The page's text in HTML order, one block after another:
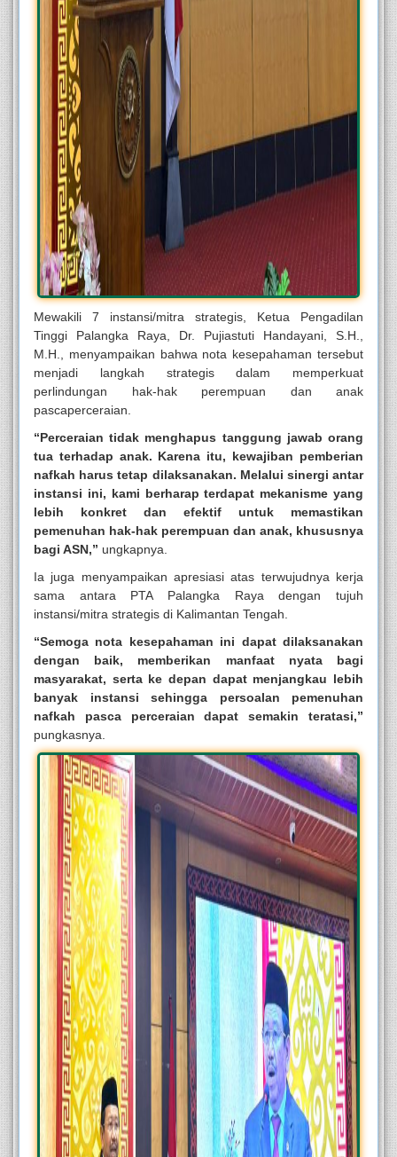
Mewakili 7 instansi/mitra strategis, Ketua Pengadilan
Tinggi Palangka Raya, Dr. Pujiastuti Handayani, S.H.,
M.H., menyampaikan bahwa nota kesepahaman tersebut
menjadi langkah strategis dalam memperkuat
perlindungan hak-hak perempuan dan anak
pascaperceraian.
“Perceraian tidak menghapus tanggung jawab orang
tua terhadap anak. Karena itu, kewajiban pemberian
nafkah harus tetap dilaksanakan. Melalui sinergi antar
instansi ini, kami berharap terdapat mekanisme yang
lebih konkret dan efektif untuk memastikan
pemenuhan hak-hak perempuan dan anak, khususnya
bagi ASN,” ungkapnya.
Ia juga menyampaikan apresiasi atas terwujudnya kerja
sama antara PTA Palangka Raya dengan tujuh
instansi/mitra strategis di Kalimantan Tengah.
“Semoga nota kesepahaman ini dapat dilaksanakan
dengan baik, memberikan manfaat nyata bagi
masyarakat, serta ke depan dapat menjangkau lebih
banyak instansi sehingga persoalan pemenuhan
nafkah pasca perceraian dapat semakin teratasi,”
pungkasnya.